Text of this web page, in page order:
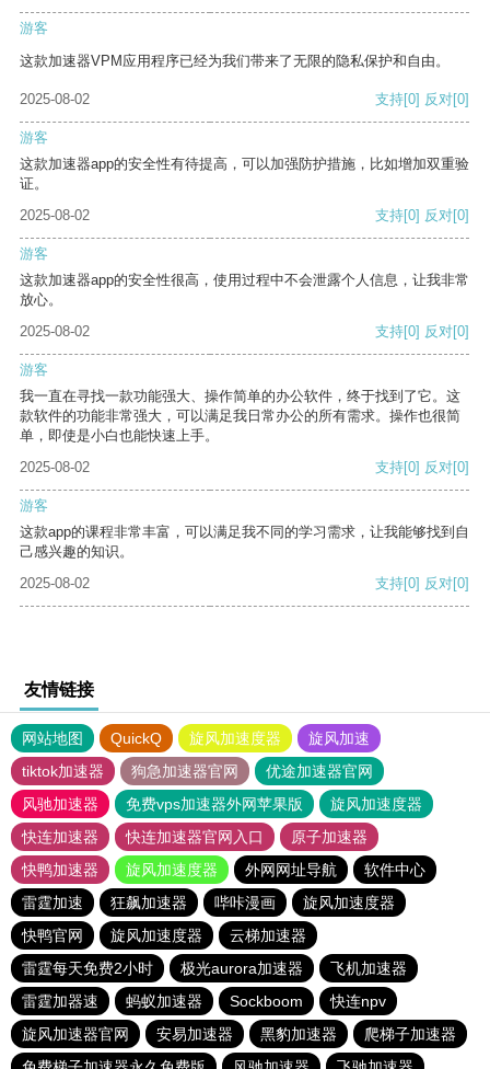
游客
这款加速器VPM应用程序已经为我们带来了无限的隐私保护和自由。
2025-08-02 支持[0] 反对[0]
游客
这款加速器app的安全性有待提高，可以加强防护措施，比如增加双重验
证。
2025-08-02
支持[0] 反对[0]
游客
这款加速器app的安全性很高，使用过程中不会泄露个人信息，让我非常
放心。
2025-08-02
支持[0] 反对[0]
游客
我一直在寻找一款功能强大、操作简单的办公软件，终于找到了它。这
款软件的功能非常强大，可以满足我日常办公的所有需求。操作也很简
单，即使是小白也能快速上手。
2025-08-02
支持[0] 反对[0]
游客
这款app的课程非常丰富，可以满足我不同的学习需求，让我能够找到自
己感兴趣的知识。
2025-08-02
支持[0] 反对[0]
友情链接
网站地图 QuickQ 旋风加速度器
旋风加速
tiktok加速器
狗急加速器官网
优途加速器官网
风驰加速器
免费vps加速器外网苹果版
旋风加速度器
快连加速器
快连加速器官网入口
原子加速器
快鸭加速器
旋风加速度器 外网网址导航
软件中心
雷霆加速
狂飙加速器 哔咔漫画
旋风加速度器
快鸭官网
旋风加速度器
云梯加速器
雷霆每天免费2小时
极光aurora加速器
飞机加速器
雷霆加器速
蚂蚁加速器 Sockboom
快连npv
旋风加速器官网
安易加速器 黑豹加速器
爬梯子加速器